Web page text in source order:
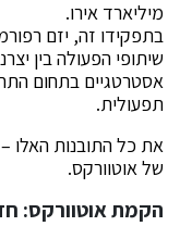
מיליארד אירו.
בתפקידו זה, יזם
שיתופי הפעולה בין
אסטרטגיים בתחום
תפעולית.
את כל התובנות האלו
של אוטוורקס.
הקמת אוטוורקס: